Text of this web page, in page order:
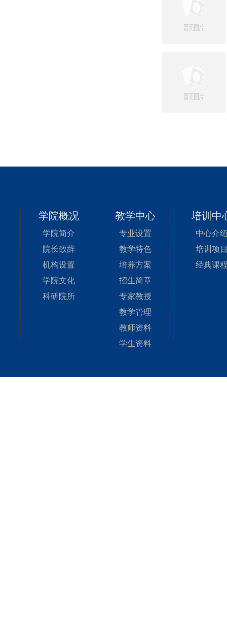
学院概况
学院简介
院长致辞
机构设置
学院文化
科研院所
教学中心
专业设置
教学特色
培养方案
招生简章
专家教授
教学管理
教师资料
学生资料
培训中
中心介
培训项
经典课